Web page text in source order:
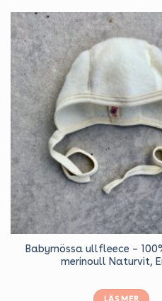
Babymössa ullfleece –
merinoull Naturvit,